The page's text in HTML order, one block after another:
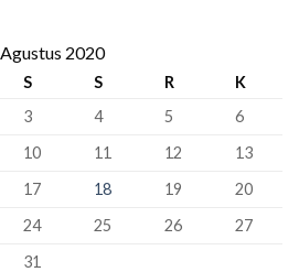
Dunia!
Kursi
Baru
388
Siswa
Kelas
SMAN
Bandung
Lulus
100%
Agustus 2020
S S R
K
3 4 5
6
10 11 12
13
17 18 19
20
24 25 26
27
31